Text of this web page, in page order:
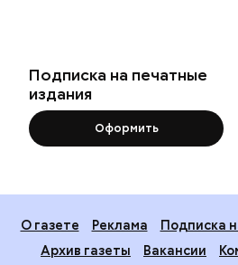
Подписка на печатные
издания
Оформить
О газете Реклама
Подписка
Архив газеты
Вакансии